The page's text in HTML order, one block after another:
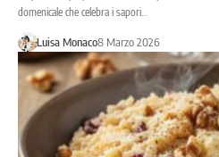
domenicale che celebra i sapori…
Luisa Monaco8 Marzo 2026